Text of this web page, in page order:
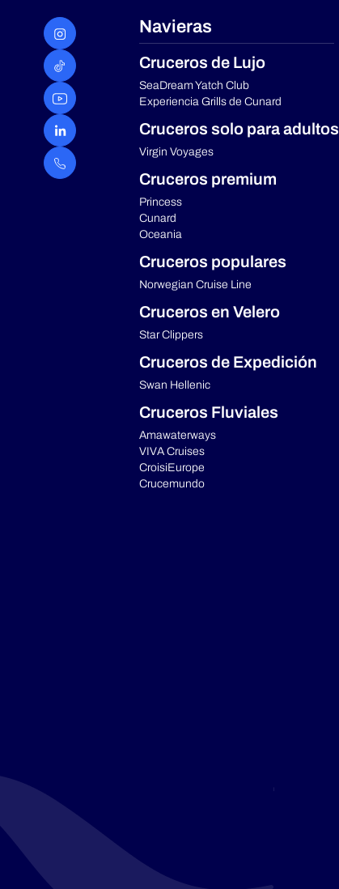
Navieras
Cruceros de Lujo
SeaDream Yatch Club
Experiencia Grills de Cunard
Cruceros solo para adultos
Virgin Voyages
Cruceros premium
Princess
Cunard
Oceania
Cruceros populares
Norwegian Cruise Line
Cruceros en Velero
Star Clippers
Cruceros de Expedición
Swan Hellenic
Cruceros Fluviales
Amawaterways
VIVA Cruises
CroisiEurope
Crucemundo